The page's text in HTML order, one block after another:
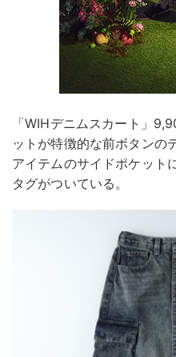
「WIHデニムスカート」
ットが特徴的な前ボタンの
アイテムのサイドポケット
タグがついている。